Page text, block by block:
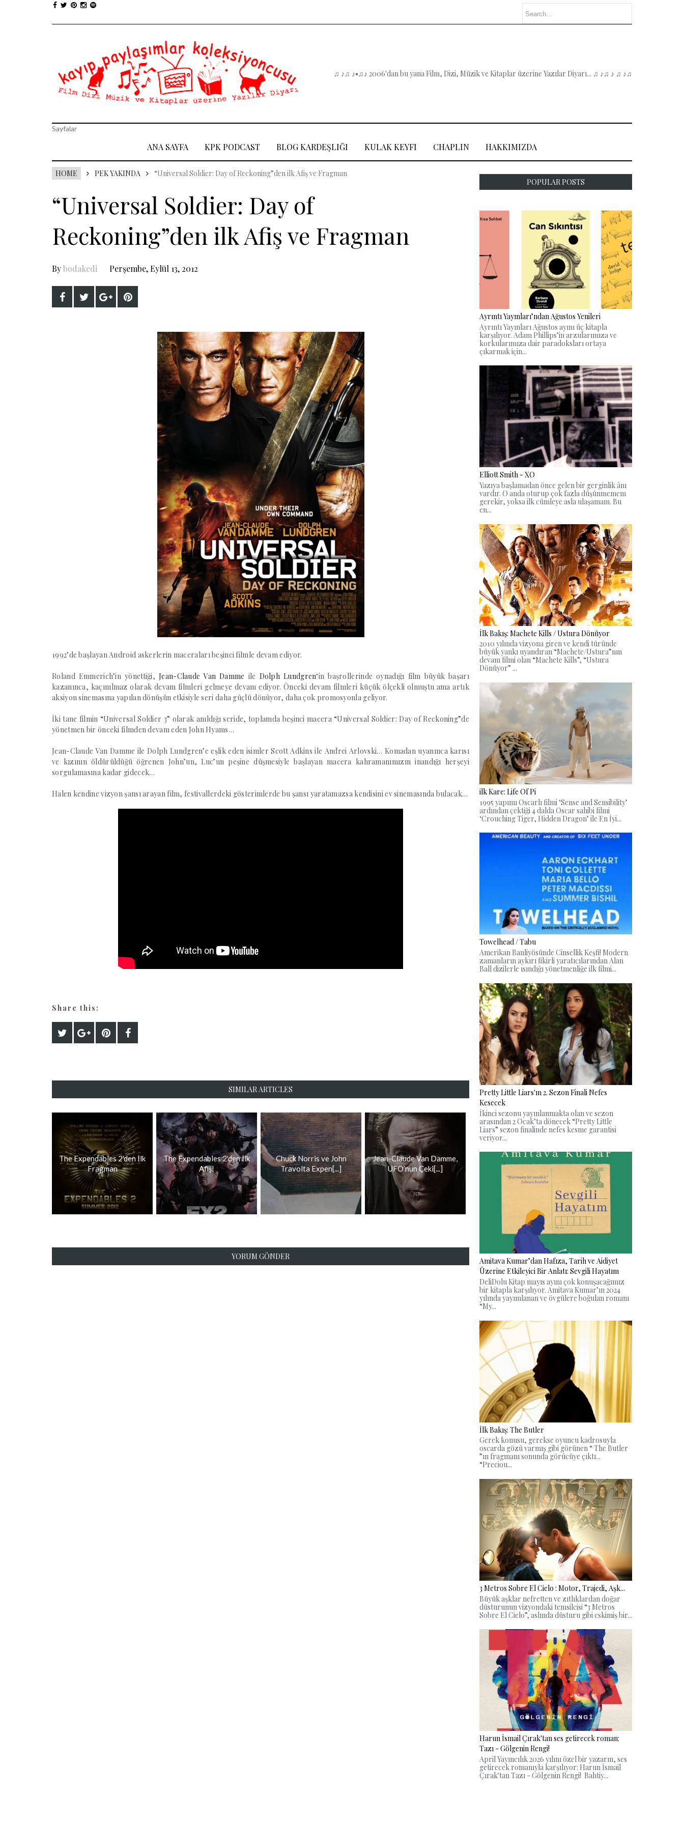
♫ ♪♫ ♪•♫♪ 2006'dan bu yana Film, Dizi, Müzik ve Kitaplar üzerine Yazılar Diyarı... ♫ ♪♫ ♪ ♫ ♪♫
Sayfalar
ANA SAYFA KPK PODCAST BLOG KARDEŞLIĞI KULAK KEYFI CHAPLIN HAKKIMIZDA
HOME PEK YAKINDA “Universal Soldier: Day of Reckoning”den ilk Afiş ve Fragman
“Universal Soldier: Day of
Reckoning”den ilk Afiş ve Fragman
Bybodakedi Perşembe, Eylül 13, 2012
1992’de başlayan Android askerlerin maceraları beşinci filmle devam ediyor.
Roland Emmerich’in yönettiği,Jean-Claude Van Damme ile Dolph Lundgren‘in başrollerinde oynadığı film büyük başarı
kazanınca, kaçınılmaz olarak devam filmleri gelmeye devam ediyor. Önceki devam filmleri küçük ölçekli olmuştu ama artık
aksiyon sinemasına yapılan dönüşün etkisiyle seri daha güçlü dönüyor, daha çok promosyonla geliyor.
İki tane filmin “Universal Soldier 3” olarak anıldığı seride, toplamda beşinci macera “Universal Soldier: Day of Reckoning”de
yönetmen bir önceki filmden devam eden John Hyams…
Jean-Claude Van Damme ile Dolph Lundgren’e eşlik eden isimler Scott Adkins ile Andrei Arlovski… Komadan uyanınca karısı
ve kızının öldürüldüğü öğrenen John’un, Luc’un peşine düşmesiyle başlayan macera kahramanımızın inandığı herşeyi
sorgulamasına kadar gidecek…
Halen kendine vizyon şansı arayan film, festivallerdeki gösterimlerde bu şansı yaratamazsa kendisini ev sinemasında bulacak…
Share this:
SIMILAR ARTICLES
The Expendables 2'den İlk
Fragman
The Expendables 2'den İlk
Afiş!
Chuck Norris ve John
Travolta Expen[...]
Jean-Claude Van Damme,
UFO’nun Çeki[...]
YORUM GÖNDER
POPULAR POSTS
Ayrıntı Yayınları’ndan Ağustos Yenileri
Ayrıntı Yayınları Ağustos ayını üç kitapla
karşılıyor. Adam Phillips’in arzularımıza ve
korkularımıza dair paradoksları ortaya
çıkarmak için...
Elliott Smith - XO
Yazıya başlamadan önce gelen bir gerginlik ânı
vardır. O anda oturup çok fazla düşünmemem
gerekir, yoksa ilk cümleye asla ulaşamam. Bu
en...
İlk Bakış: Machete Kills / Ustura Dönüyor
2010 yılında vizyona giren ve kendi türünde
büyük yankı uyandıran “Machete/Ustura”nın
devam filmi olan “Machete Kills”, “Ustura
Dönüyor” ...
ilk Kare: Life Of Pi
1995 yapımı Oscarlı filmi ‘Sense and Sensibility’
ardından çektiği 4 dalda Oscar sahibi filmi
‘Crouching Tiger, Hidden Dragon’ ile En İyi...
Towelhead / Tabu
Amerikan Banliyösünde Cinsellik Keşfi! Modern
zamanların aykırı fikirli yaratıcılarından Alan
Ball dizilerle ısındığı yönetmenliğe ilk filmi...
Pretty Little Liars'ın 2. Sezon Finali Nefes
Kesecek
İkinci sezonu yayınlanmakta olan ve sezon
arasından 2 Ocak’ta dönecek “Pretty Little
Liars” sezon finalinde nefes kesme garantisi
veriyor...
Amitava Kumar’dan Hafıza, Tarih ve Aidiyet
Üzerine Etkileyici Bir Anlatı: Sevgili Hayatım
DeliDolu Kitap mayıs ayını çok konuşacağımız
bir kitapla karşılıyor. Amitava Kumar’ın 2024
yılında yayımlanan ve övgülere boğulan romanı
“My...
İlk Bakış: The Butler
Gerek konusu, gerekse oyuncu kadrosuyla
oscarda gözü varmış gibi görünen “ The Butler
”ın fragmanı sonunda görücüye çıktı...
“Preciou...
3 Metros Sobre El Cielo : Motor, Trajedi, Aşk...
Büyük aşklar nefretten ve zıtlıklardan doğar
düsturunun vizyondaki temsilcisi “3 Metros
Sobre El Cielo”, aslında düsturu gibi eskimiş bir...
Harun İsmail Çırak'tan ses getirecek roman:
Tazı - Gölgenin Rengi!
April Yayıncılık 2026 yılını özel bir yazarın, ses
getirecek romanıyla karşılıyor: Harun İsmail
Çırak'tan Tazı - Gölgenin Rengi! Bahtiy...